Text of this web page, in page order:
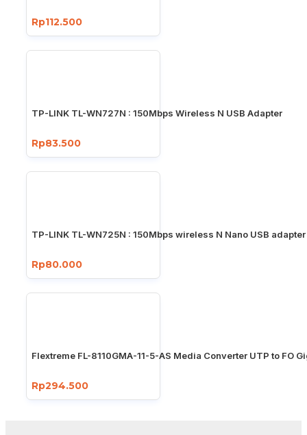
Rp112.500
TP-LINK TL-WN727N : 150Mbps Wireless N USB Adapter
Rp83.500
TP-LINK TL-WN725N : 150Mbps wireless N Nano USB adapter
Rp80.000
Flextreme FL-8110GMA-11-5-AS Media Converter UTP to FO
Rp294.500